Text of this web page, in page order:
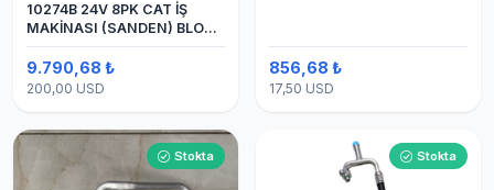
10274B 24V 8PK CAT İŞ
MAKİNASI (SANDEN) BLOK
SAPLAMALI KLİMA
KOMPRESÖRÜ 7H15
9.790,68 ₺
200,00 USD
856,68 ₺
17,50 USD
Stokta Stokta